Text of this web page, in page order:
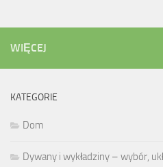
WIĘCEJ
KATEGORIE
Dom
Dywany i wykładziny – wybór,